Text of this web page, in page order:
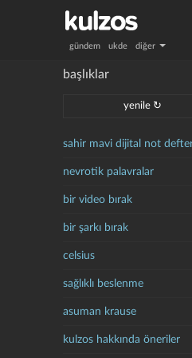
gündem ukde diğer
başlıklar
yenile ↻
sahir mavi dijital not
nevrotik palavralar
bir video bırak
bir şarkı bırak
celsius
sağlıklı beslenme
asuman krause
kulzos hakkında öneriler